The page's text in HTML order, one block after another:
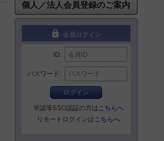
個人／法人会員登録のご案内
lock 会員ログイン
ID
パスワード
ログイン
学認等SSO認証の方は こちらへ
リモートログインは こちらへ